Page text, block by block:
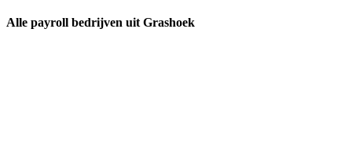
Alle payroll bedrijven uit Grashoek